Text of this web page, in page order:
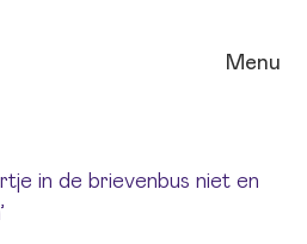
Menu
in de brievenbus niet en